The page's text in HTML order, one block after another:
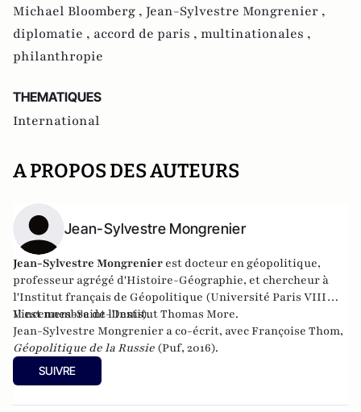
Michael Bloomberg , Jean-Sylvestre Mongrenier ,
diplomatie , accord de paris , multinationales ,
philanthropie
THEMATIQUES
International
A PROPOS DES AUTEURS
Jean-Sylvestre Mongrenier
Jean-Sylvestre Mongrenier est docteur en géopolitique,
professeur agrégé d'Histoire-Géographie, et chercheur à
l'Institut français de Géopolitique (Université Paris VIII
Vincennes-Saint-Denis).
Il est membre de l'Institut Thomas More.
Jean-Sylvestre Mongrenier a co-écrit, avec Françoise Thom,
Géopolitique de la Russie (Puf, 2016).
SUIVRE